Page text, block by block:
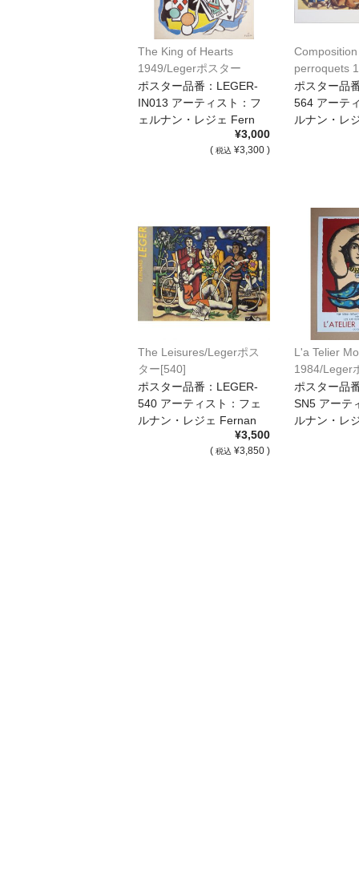
The King of Hearts
1949/Legerポスター
[IN013]
ポスター品番：LEGER-
IN013 アーティスト：フ
ェルナン・レジェ Fern
¥3,000
( 税込 ¥3,300 )
perroquets
1939/Leger
ポスター品
564 アーテ
ルナン・レ
The Leisures/Legerポス
ター[540]
ポスター品番：LEGER-
540 アーティスト：フェ
ルナン・レジェ Fernan
¥3,500
( 税込 ¥3,850 )
L'a Telier
1984/Leger
ポスター品
SN5 アーテ
ルナン・レ